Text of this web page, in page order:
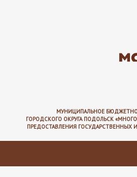
МУНИЦИПАЛЬНОЕ
ГОРОДСКОГО ОКРУГА ПОДОЛЬСК
ПРЕДОСТАВЛЕНИЯ ГОСУДАРСТВЕННЫХ